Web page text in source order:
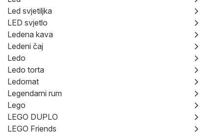
Led svjetiljka
LED svjetlo
Ledena kava
Ledeni čaj
Ledo
Ledo torta
Ledomat
Legendarni rum
Lego
LEGO DUPLO
LEGO Friends